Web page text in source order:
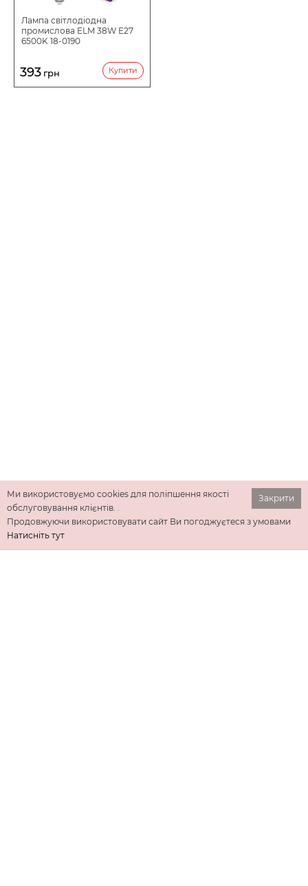
Лампа світлодіодна
промислова ELM 38W E27
6500K 18-0190
393 грн Купити
Закрити
Ми використовуємо cookies для поліпшення якості
обслуговування клієнтів. .
Продовжуючи використовувати сайт Ви погоджуєтеся з умовами
Натисніть тут